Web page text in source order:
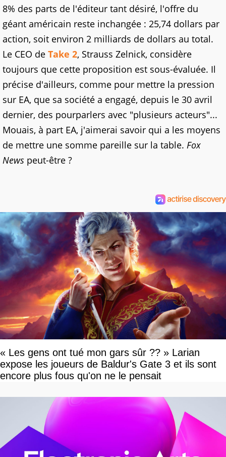
8% des parts de l'éditeur tant désiré, l'offre du
géant américain reste inchangée : 25,74 dollars par
action, soit environ 2 milliards de dollars au total.
Le CEO de Take 2, Strauss Zelnick, considère
toujours que cette proposition est sous-évaluée. Il
précise d'ailleurs, comme pour mettre la pression
sur EA, que sa société a engagé, depuis le 30 avril
dernier, des pourparlers avec "plusieurs acteurs"...
Mouais, à part EA, j'aimerai savoir qui a les moyens
de mettre une somme pareille sur la table. Fox
News peut-être ?
« Les gens ont tué mon gars sûr ?? » Larian
expose les joueurs de Baldur's Gate 3 et ils sont
encore plus fous qu'on ne le pensait